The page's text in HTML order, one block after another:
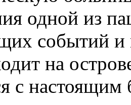
одной из
событий
на
с